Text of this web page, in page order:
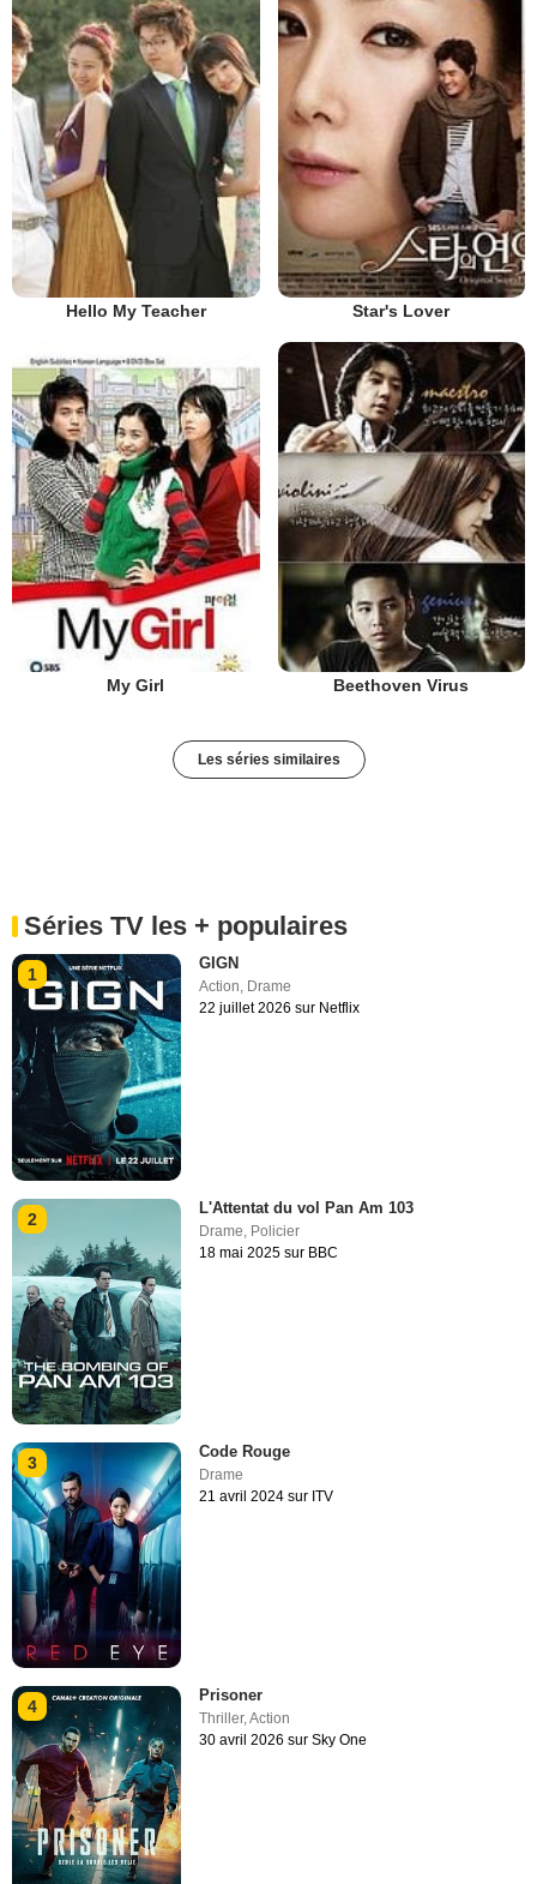
Hello My Teacher Star's Lover
My Girl Beethoven Virus
Les séries similaires
Séries TV les + populaires
1
GIGN
Action, Drame
22 juillet 2026 sur Netflix
2
L'Attentat du vol Pan Am 103
Drame Policier
18 mai 2025 sur BBC
3
Code Rouge
Drame
21 avril 2024 sur ITV
4
Prisoner
Thriller,Action
30 avril 2026 sur Sky One